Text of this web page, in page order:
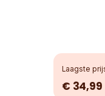
Laagste
€ 34,99